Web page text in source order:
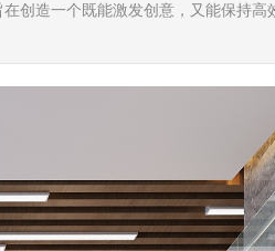
创造一个既能激发创意，又能保持高